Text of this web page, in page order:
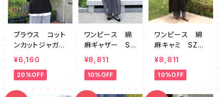
ブラウス コット
ンカットジャガー
ドPW裾紐 SZ
764284
¥6,160
20%OFF
ワンピース 綿
麻ギャザー SZ
764641
¥8,811
10%OFF
ワンピース 綿
麻キャミ SZ7
64643
¥8,811
10%OFF